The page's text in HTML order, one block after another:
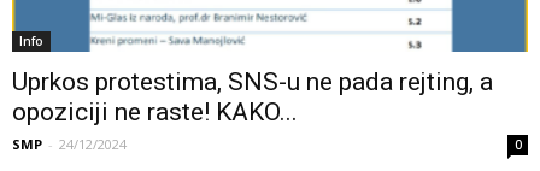
Info
Uprkos protestima, SNS-u ne pada rejting, a
opoziciji ne raste! KAKO...
SMP - 24/12/2024 0